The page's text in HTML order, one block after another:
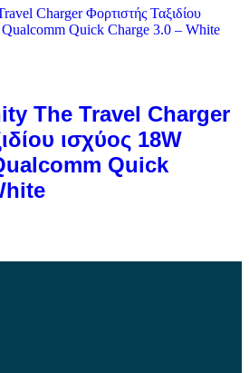
The Travel Charger
ισχύος 18W
Quick